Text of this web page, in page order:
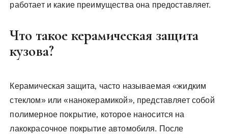
работает и какие преимущества она предоставляет.
Что такое керамическая защита
кузова?
Керамическая защита‚ часто называемая «жидким
стеклом» или «нанокерамикой»‚ представляет собой
полимерное покрытие‚ которое наносится на
лакокрасочное покрытие автомобиля. После